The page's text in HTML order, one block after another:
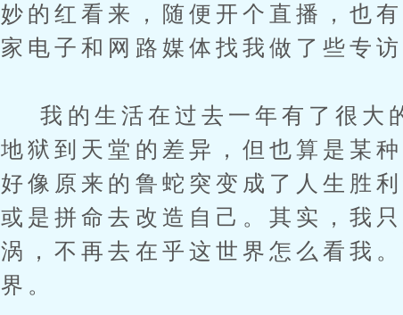
妙的红看来，随便开个直播，也
家电子和网路媒体找我做了些专
我的生活在过去一年有了很大
地狱到天堂的差异，但也算是某
好像原来的鲁蛇突变成了人生胜
或是拼命去改造自己。其实，我
涡，不再去在乎这世界怎么看我
界。